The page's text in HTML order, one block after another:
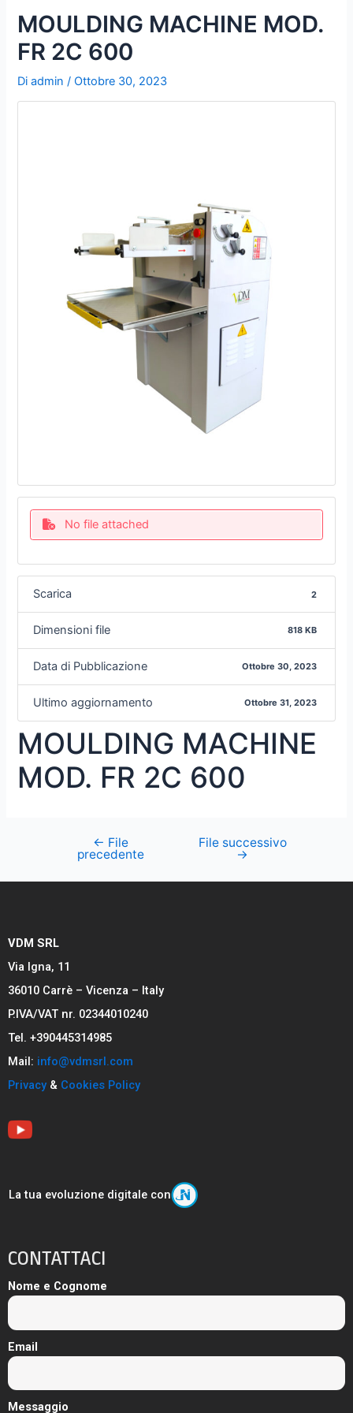
u
b
MOULDING MACHINE MOD.
FR 2C 600
Diadmin/Ottobre 30, 2023
No file attached
Scarica 2
Dimensioni file 818 KB
Data di Pubblicazione Ottobre 30, 2023
Ultimo aggiornamento Ottobre 31, 2023
MOULDING MACHINE
MOD. FR 2C 600
← File
precedente
File successivo
→
VDM SRL
Via Igna, 11
36010 Carrè – Vicenza – Italy
P.IVA/VAT nr. 02344010240
Tel. +390445314985
Mail: info@vdmsrl.com
Privacy& Cookies Policy
La tua evoluzione digitale con
CONTATTACI
Nome e Cognome
Email
Messaggio